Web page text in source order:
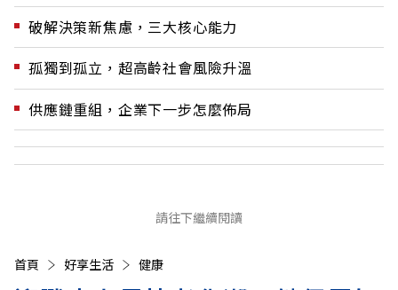
破解決策新焦慮，三大核心能力
孤獨到孤立，超高齡社會風險升溫
供應鏈重組，企業下一步怎麼佈局
請往下繼續閱讀
首頁 好享生活 健康